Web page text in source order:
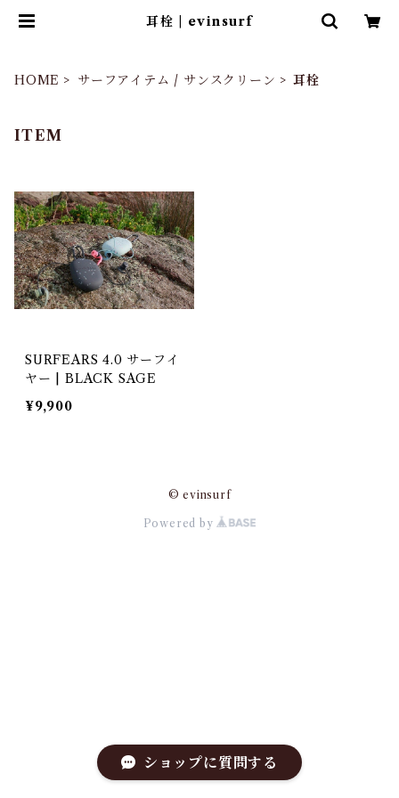
耳栓 | evinsurf
HOME サーフアイテム / サンスクリーン 耳栓
ITEM
SURFEARS 4.0 サーフイ
ヤー | BLACK SAGE
¥9,900
© evinsurf
Powered by
ショップに質問する